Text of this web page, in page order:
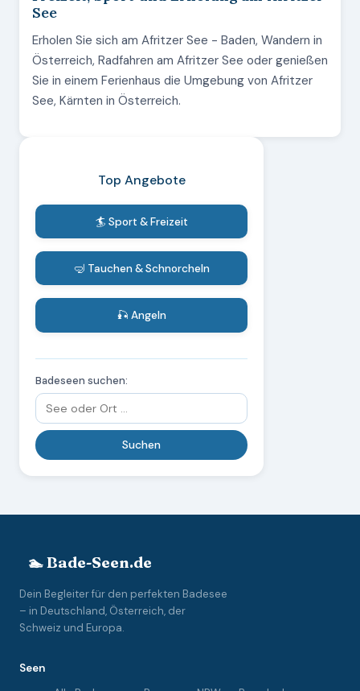
See
Erholen Sie sich am Afritzer See - Baden, Wandern in
Österreich, Radfahren am Afritzer See oder genießen
Sie in einem Ferienhaus die Umgebung von Afritzer
See, Kärnten in Österreich.
Top Angebote
🏄 Sport & Freizeit
🤿 Tauchen & Schnorcheln
🎣 Angeln
Badeseen suchen:
🏊 Bade-Seen.de
Dein Begleiter für den perfekten Badesee
– in Deutschland, Österreich, der
Schweiz und Europa.
Seen